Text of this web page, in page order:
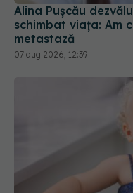
Alina Pușcău
schimbat viața: Am
metastază
07 aug 2026, 12:39